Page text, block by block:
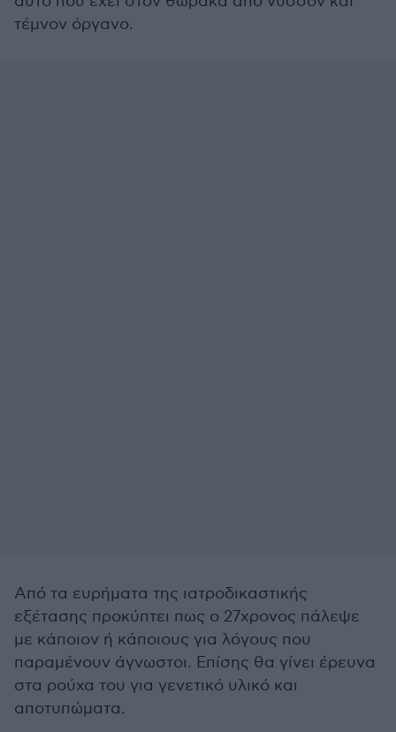
τέμνον όργανο.
Από τα ευρήματα της ιατροδικαστικής
εξέτασης προκύπτει πως ο 27χρονος πάλεψε
με κάποιον ή κάποιους για λόγους που
παραμένουν άγνωστοι. Επίσης θα γίνει έρευνα
στα ρούχα του για γενετικό υλικό και
αποτυπώματα.